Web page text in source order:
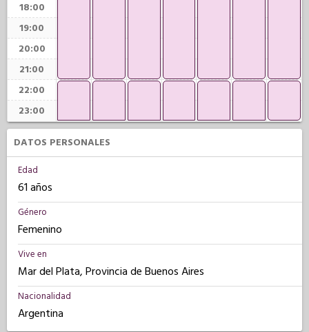
18:00
19:00
20:00
21:00
22:00
23:00
DATOS PERSONALES
Edad
61 años
Género
Femenino
Vive en
Mar del Plata, Provincia de Buenos Aires
Nacionalidad
Argentina